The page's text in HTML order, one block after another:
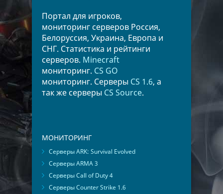
Портал для игроков,
мониторинг серверов Россия,
Белоруссия, Украина, Европа и
СНГ. Статистика и рейтинги
серверов. Minecraft
мониторинг. CS GO
мониторинг. Серверы CS 1.6, а
так же серверы CS Source.
МОНИТОРИНГ
Серверы ARK: Survival Evolved
Серверы ARMA 3
Серверы Call of Duty 4
Серверы Counter Strike 1.6